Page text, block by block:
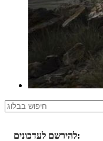
להירשם לעדכונים: